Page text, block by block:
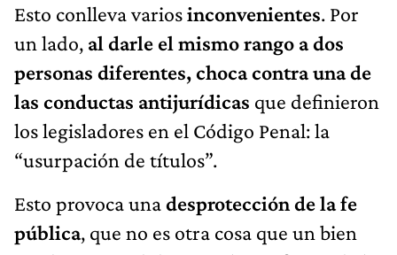
Esto conlleva variosinconvenientes. Por
un lado, al darle el mismo rango a dos
personas diferentes, choca contra una de
las conductas antijurídicas que definieron
los legisladores en el Código Penal: la
“usurpación de títulos”.
Esto provoca unadesprotección de la fe
pública, que no es otra cosa que un bien